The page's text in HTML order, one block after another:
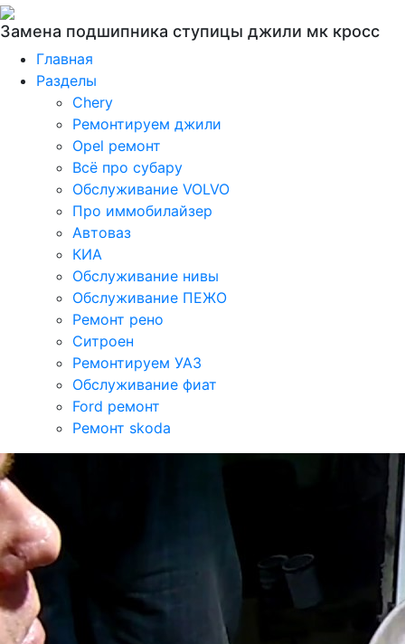
Замена подшипника ступицы джили мк кросс
Главная
Разделы
Chery
Ремонтируем джили
Opel ремонт
Всё про субару
Обслуживание VOLVO
Про иммобилайзер
Автоваз
КИА
Обслуживание нивы
Обслуживание ПЕЖО
Ремонт рено
Ситроен
Ремонтируем УАЗ
Обслуживание фиат
Ford ремонт
Ремонт skoda